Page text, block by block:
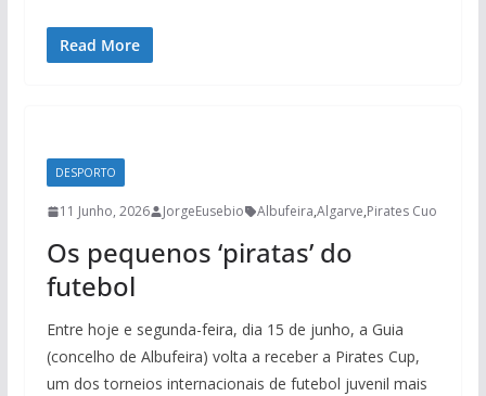
Read More
DESPORTO
11 Junho, 2026 JorgeEusebio Albufeira,Algarve,Pirates Cuo
Os pequenos ‘piratas’ do
futebol
Entre hoje e segunda-feira, dia 15 de junho, a Guia
(concelho de Albufeira) volta a receber a Pirates Cup,
um dos torneios internacionais de futebol juvenil mais